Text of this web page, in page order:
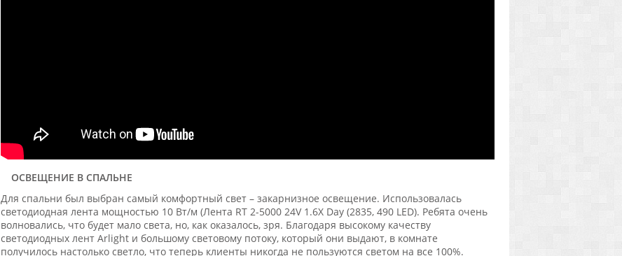
ОСВЕЩЕНИЕ В СПАЛЬНЕ
Для спальни был выбран самый комфортный свет – закарнизное освещение. Использовалась
светодиодная лента мощностью 10 Вт/м (Лента RT 2-5000 24V 1.6X Day (2835, 490 LED). Ребята очень
волновались, что будет мало света, но, как оказалось, зря. Благодаря высокому качеству
светодиодных лент Arlight и большому световому потоку, который они выдают, в комнате
получилось настолько светло, что теперь клиенты никогда не пользуются светом на все 100%.